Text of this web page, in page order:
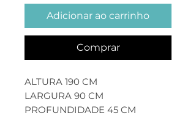
Adicionar ao carrinho
Comprar
ALTURA 190 CM
LARGURA 90 CM
PROFUNDIDADE 45 CM